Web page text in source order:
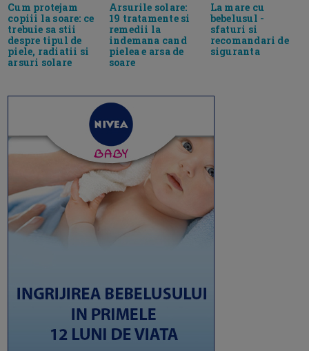
Cum protejam
copiii la soare: ce
trebuie sa stii
despre tipul de
piele, radiatii si
arsuri solare
Arsurile solare:
19 tratamente si
remedii la
indemana cand
pielea e arsa de
soare
La mare cu
bebelusul -
sfaturi si
recomandari de
siguranta